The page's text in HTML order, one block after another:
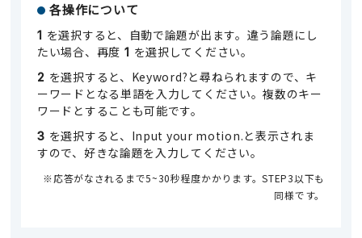
各操作について
1 を選択すると、自動で論題が出ます。違う論題にし
たい場合、再度 1 を選択してください。
2 を選択すると、Keyword?と尋ねられますので、キ
ーワードとなる単語を入力してください。複数のキー
ワードとすることも可能です。
3 を選択すると、Input your motion.と表示されま
すので、好きな論題を入力してください。
※応答がなされるまで5~30秒程度かかります。STEP3以下も
同様です。